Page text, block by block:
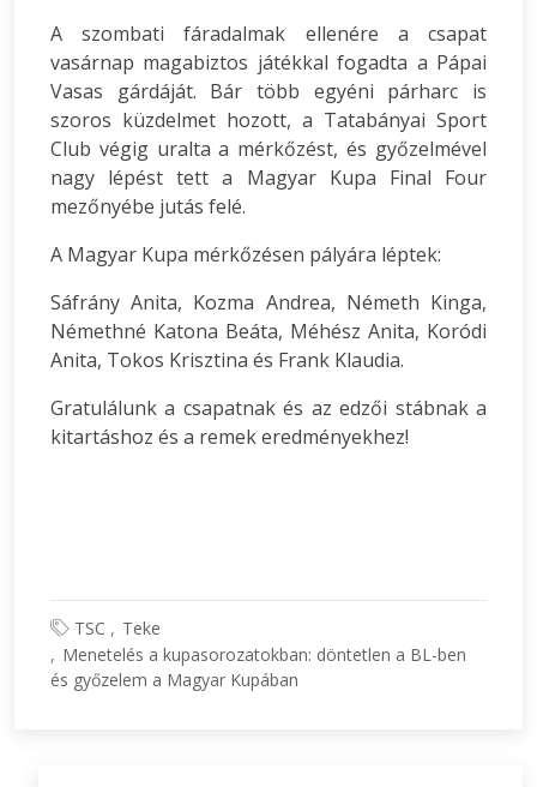
A szombati fáradalmak ellenére a csapat
vasárnap magabiztos játékkal fogadta a Pápai
Vasas gárdáját. Bár több egyéni párharc is
szoros küzdelmet hozott, a Tatabányai Sport
Club végig uralta a mérkőzést, és győzelmével
nagy lépést tett a Magyar Kupa Final Four
mezőnyébe jutás felé.
A Magyar Kupa mérkőzésen pályára léptek:
Sáfrány Anita, Kozma Andrea, Németh Kinga,
Némethné Katona Beáta, Méhész Anita, Koródi
Anita, Tokos Krisztina és Frank Klaudia.
Gratulálunk a csapatnak és az edzői stábnak a
kitartáshoz és a remek eredményekhez!
TSC
Teke
Menetelés a kupasorozatokban: döntetlen a BL-ben
és győzelem a Magyar Kupában